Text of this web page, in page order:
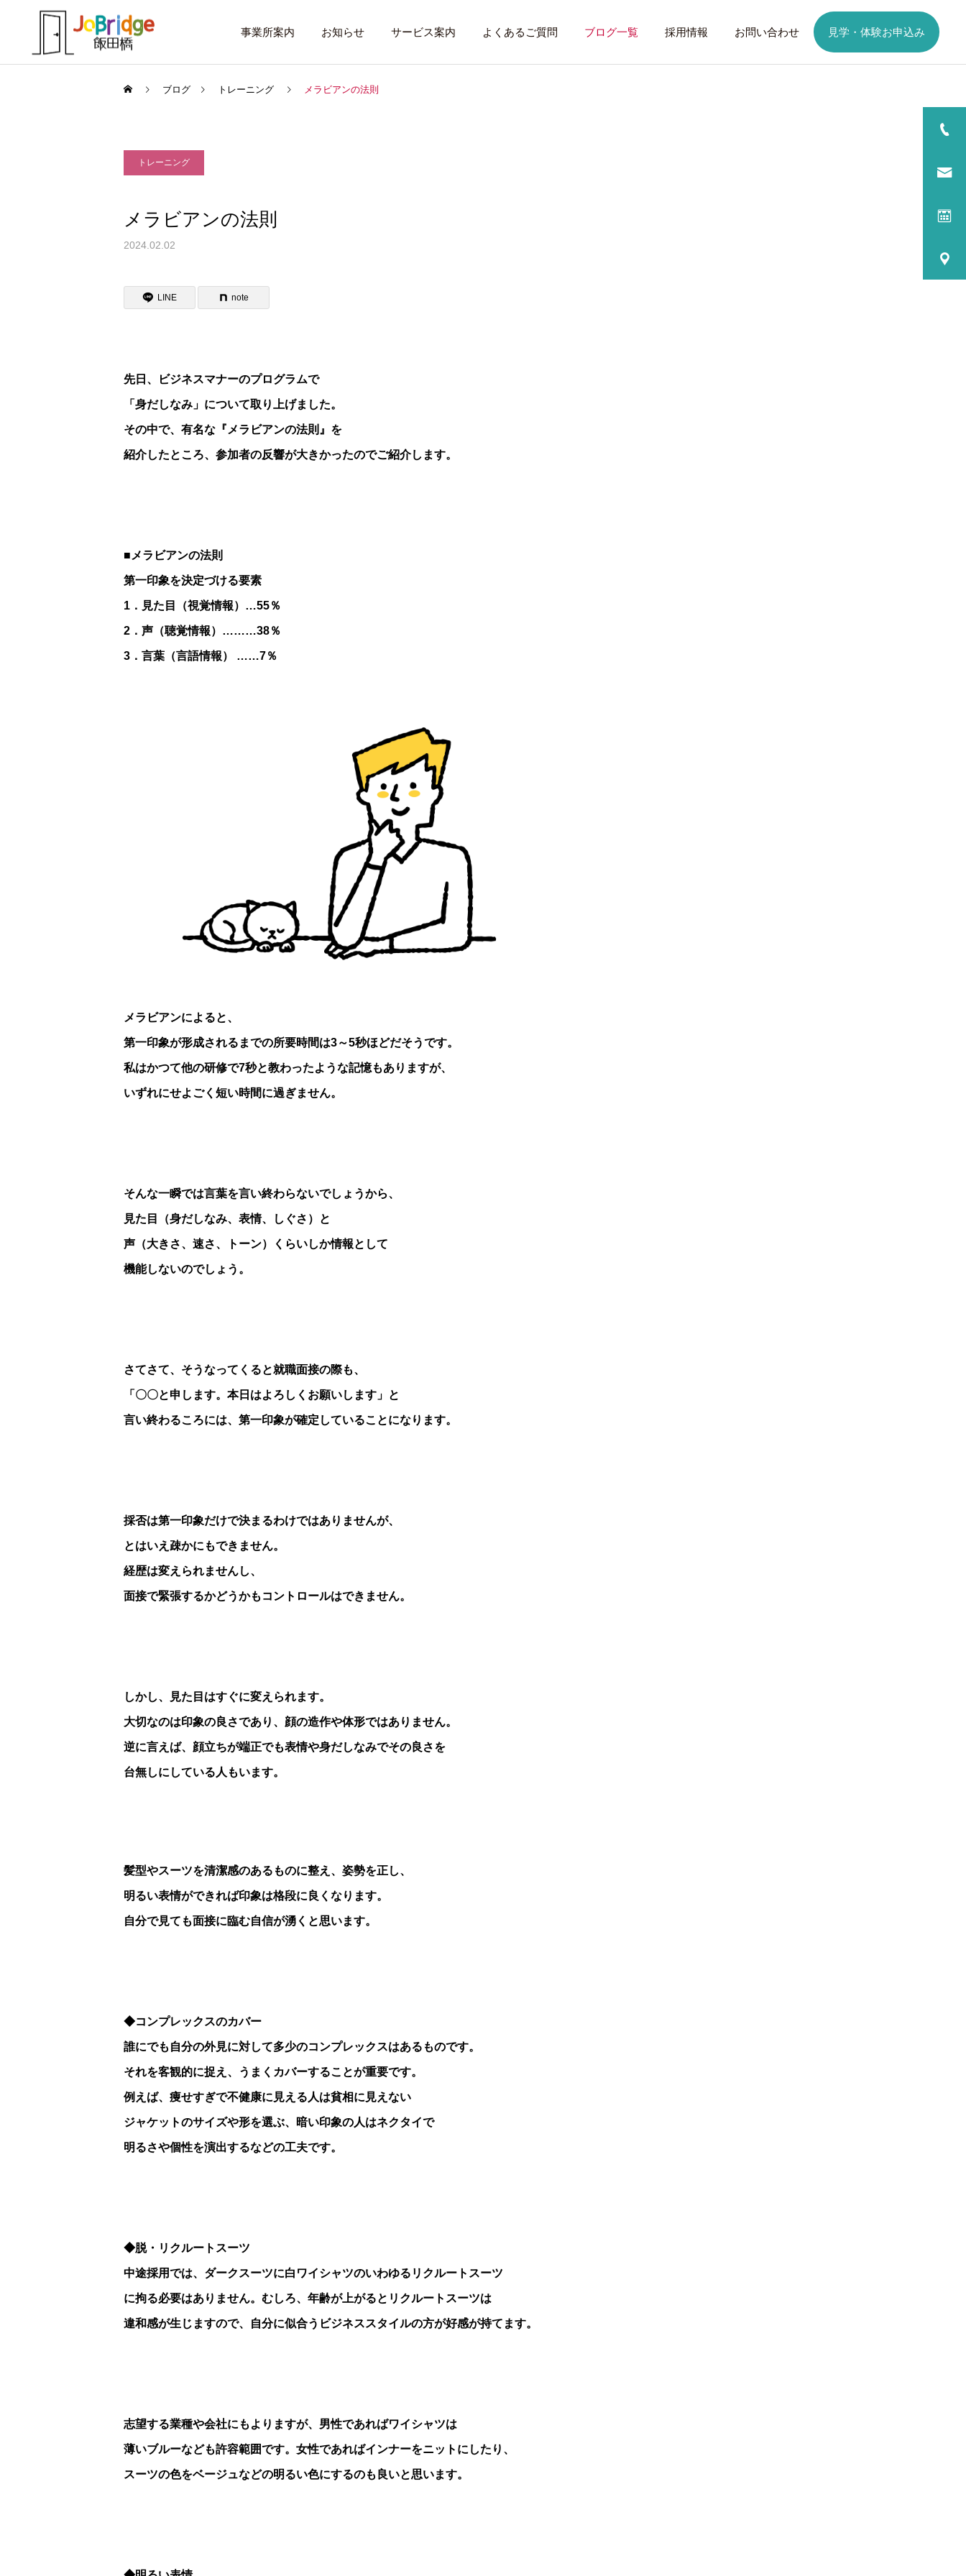
事業所案内 お知らせ サービス案内 よくあるご質問 ブログ一覧 採用情報 お問い合わせ 見学・体験お申込み
働き続けるための土台
ブログ トレーニング メラビアンの法則
トレーニング
メラビアンの法則
2024.02.02
LINE note
先日、ビジネスマナーのプログラムで
「身だしなみ」について取り上げました。
その中で、有名な『メラビアンの法則』を
紹介したところ、参加者の反響が大きかったのでご紹介します。
■メラビアンの法則
第一印象を決定づける要素
1．見た目（視覚情報）…55％
2．声（聴覚情報）………38％
3．言葉（言語情報） ……7％
メラビアンによると、
第一印象が形成されるまでの所要時間は3～5秒ほどだそうです。
私はかつて他の研修で7秒と教わったような記憶もありますが、
いずれにせよごく短い時間に過ぎません。
そんな一瞬では言葉を言い終わらないでしょうから、
見た目（身だしなみ、表情、しぐさ）と
声（大きさ、速さ、トーン）くらいしか情報として
機能しないのでしょう。
さてさて、そうなってくると就職面接の際も、
「〇〇と申します。本日はよろしくお願いします」と
言い終わるころには、第一印象が確定していることになります。
採否は第一印象だけで決まるわけではありませんが、
とはいえ疎かにもできません。
経歴は変えられませんし、
面接で緊張するかどうかもコントロールはできません。
しかし、見た目はすぐに変えられます。
大切なのは印象の良さであり、顔の造作や体形ではありません。
逆に言えば、顔立ちが端正でも表情や身だしなみでその良さを
台無しにしている人もいます。
髪型やスーツを清潔感のあるものに整え、姿勢を正し、
明るい表情ができれば印象は格段に良くなります。
自分で見ても面接に臨む自信が湧くと思います。
◆コンプレックスのカバー
誰にでも自分の外見に対して多少のコンプレックスはあるものです。
それを客観的に捉え、うまくカバーすることが重要です。
例えば、痩せすぎで不健康に見える人は貧相に見えない
ジャケットのサイズや形を選ぶ、暗い印象の人はネクタイで
明るさや個性を演出するなどの工夫です。
◆脱・リクルートスーツ
中途採用では、ダークスーツに白ワイシャツのいわゆるリクルートスーツ
に拘る必要はありません。むしろ、年齢が上がるとリクルートスーツは
違和感が生じますので、自分に似合うビジネススタイルの方が好感が持てます。
志望する業種や会社にもよりますが、男性であればワイシャツは
薄いブルーなども許容範囲です。女性であればインナーをニットにしたり、
スーツの色をベージュなどの明るい色にするのも良いと思います。